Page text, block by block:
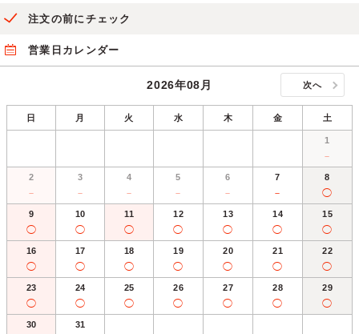
注文の前にチェック
営業日カレンダー
2026年08月 次へ
日 月 火 水 木 金 土
1
－
2
－
3
－
4
－
5
－
6
－
7
－
8
◯
9
◯
10
◯
11
◯
12
◯
13
◯
14
◯
15
◯
16
◯
17
◯
18
◯
19
◯
20
◯
21
◯
22
◯
23
◯
24
◯
25
◯
26
◯
27
◯
28
◯
29
◯
30 31